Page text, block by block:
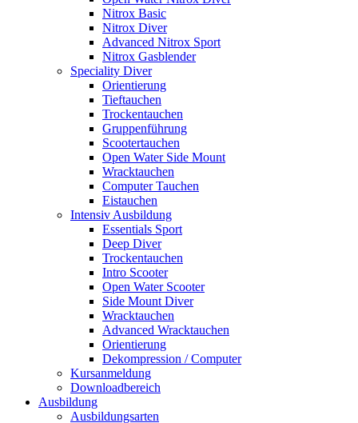
Nitrox Basic
Nitrox Diver
Advanced Nitrox Sport
Nitrox Gasblender
Speciality Diver
Orientierung
Tieftauchen
Trockentauchen
Gruppenführung
Scootertauchen
Open Water Side Mount
Wracktauchen
Computer Tauchen
Eistauchen
Intensiv Ausbildung
Essentials Sport
Deep Diver
Trockentauchen
Intro Scooter
Open Water Scooter
Side Mount Diver
Wracktauchen
Advanced Wracktauchen
Orientierung
Dekompression / Computer
Kursanmeldung
Downloadbereich
Ausbildung
Ausbildungsarten